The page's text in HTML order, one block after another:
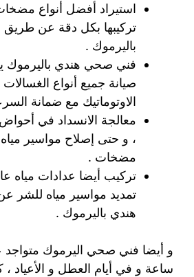
استيراد أفضل أنواع
تركيبها بكل دقة عن
باليرموك .
فني صحي هندي باليرموك
صيانة جميع أنواع الغسالات
الاوتوماتيك مع ضمانة
معالجة الانسداد في
، و حتى إصلاح مواسير
مضخات .
تركيب أيضا عدادات مياه
تمديد مواسير مياه
هندي باليرموك .
ساعة و في أيام العطل و الأعياد ،